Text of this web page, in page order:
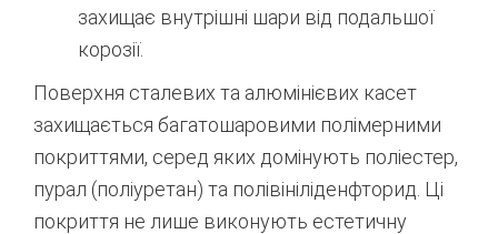
захищає внутрішні шари від подальшої
корозії.
Поверхня сталевих та алюмінієвих касет
захищається багатошаровими полімерними
покриттями, серед яких домінують поліестер,
пурал (поліуретан) та полівініліденфторид. Ці
покриття не лише виконують естетичну